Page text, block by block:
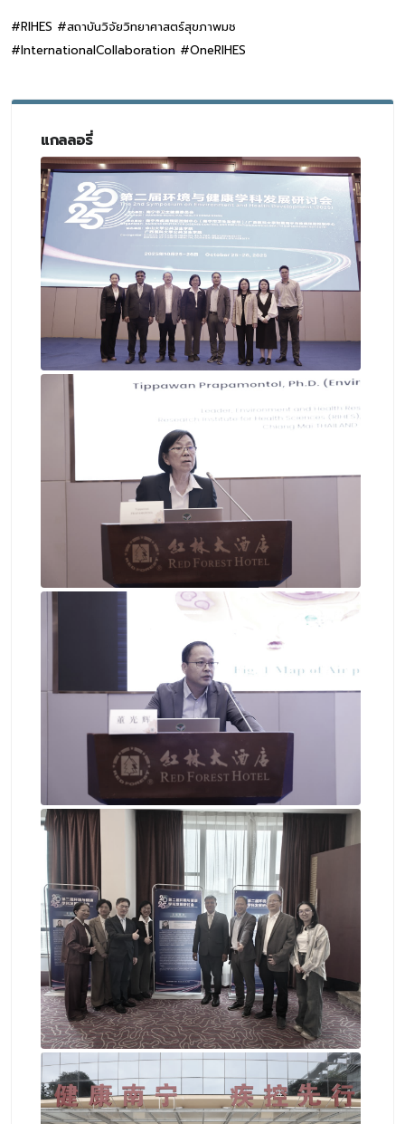
#RIHES #สถาบันวิจัยวิทยาศาสตร์สุขภาพมช
#InternationalCollaboration #OneRIHES
แกลลอรี่